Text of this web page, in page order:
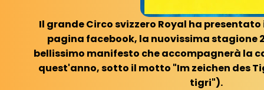
Il grande Circo svizzero Royal ha
pagina facebook, la nuovissima stagione
bellissimo manifesto che accompagnerà la
quest'anno, sotto il motto "Im zeichen des
tigri").